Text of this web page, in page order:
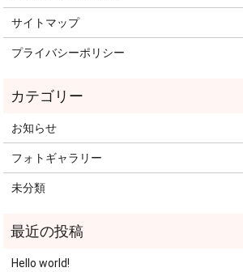
サイトマップ
プライバシーポリシー
お知らせ
フォトギャラリー
未分類
Hello world!